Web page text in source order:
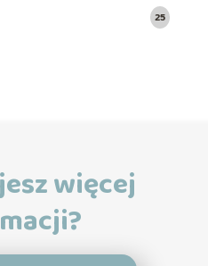
25
więcej